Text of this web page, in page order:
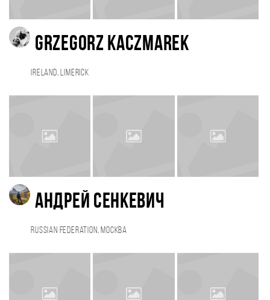
Grzegorz Kaczmarek
Ireland, Limerick
Андрей Сенкевич
Russian Federation, Москва